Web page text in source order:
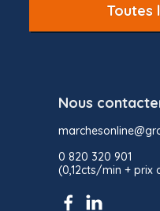
Toutes
Nous
0 820 320 901
(0,12cts/min + prix